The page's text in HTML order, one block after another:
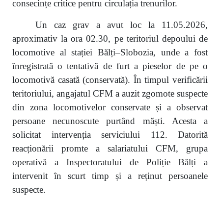
consecințe critice pentru circulația trenurilor.
Un caz grav a avut loc la 11.05.2026,
aproximativ la ora 02.30, pe teritoriul depoului de
locomotive al stației Bălți–Slobozia, unde a fost
înregistrată o tentativă de furt a pieselor de pe o
locomotivă casată (conservată). În timpul verificării
teritoriului, angajatul CFM a auzit zgomote suspecte
din zona locomotivelor conservate și a observat
persoane necunoscute purtând măști. Acesta a
solicitat intervenția serviciului 112. Datorită
reacționării promte a salariatului CFM, grupa
operativă a Inspectoratului de Poliție Bălți a
intervenit în scurt timp și a reținut persoanele
suspecte.